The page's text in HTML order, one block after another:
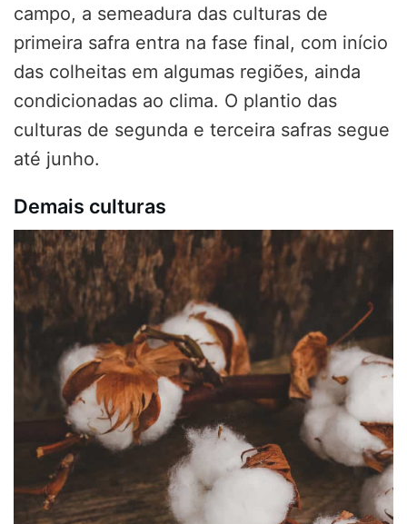
campo, a semeadura das culturas de
primeira safra entra na fase final, com início
das colheitas em algumas regiões, ainda
condicionadas ao clima. O plantio das
culturas de segunda e terceira safras segue
até junho.
Demais culturas